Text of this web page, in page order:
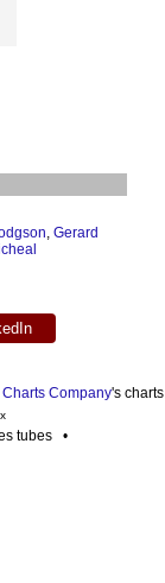
, Gerard
Company's charts
tubes •